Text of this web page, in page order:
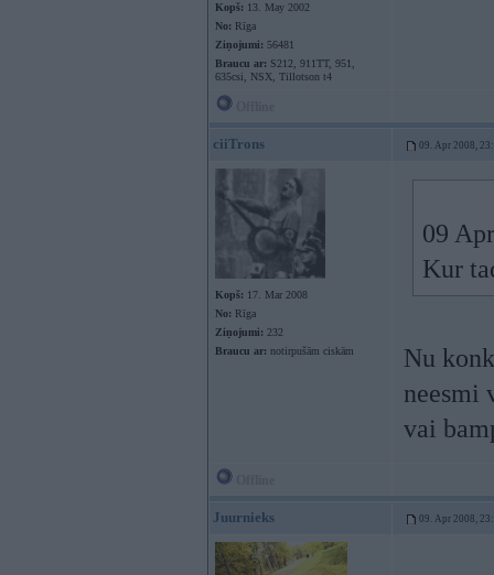
Kopš: 13. May 2002
No: Rīga
Ziņojumi: 56481
Braucu ar: S212, 911TT, 951,
635csi, NSX, Tillotson t4
ciiTrons 09. Apr 2008,
Kopš: 17. Mar 2008
No: Rīga
Ziņojumi: 232
Braucu ar: notirpušām ciskām
09
Kur
Nu
neesmi
vai
Juurnieks 09. Apr 2008,